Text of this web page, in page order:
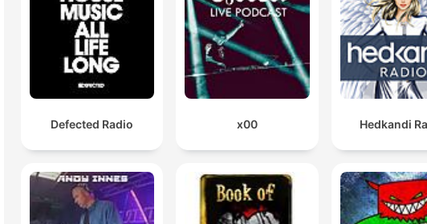
Defected Radio x00 Hedkandi